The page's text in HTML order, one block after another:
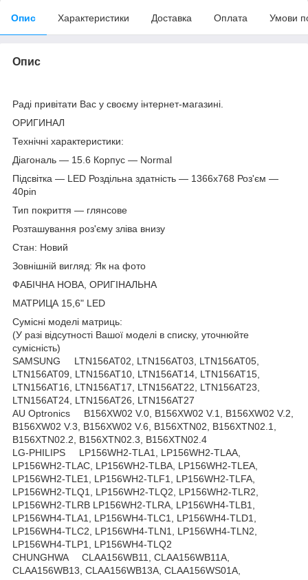
Опис Характеристики Доставка Оплата Умови
Опис
Раді привітати Вас у своєму інтернет-магазині.
ОРИГИНАЛ
Технічні характеристики:
Діагональ — 15.6 Корпус — Normal
Підсвітка — LED Роздільна здатність — 1366х768 Роз'єм —
40pin
Тип покриття — глянсове
Розташування роз'єму зліва внизу
Стан: Новий
Зовнішній вигляд: Як на фото
ФАБІЧНА НОВА, ОРИГІНАЛЬНА
МАТРИЦА 15,6" LED
Сумісні моделі матриць:
(У разі відсутності Вашої моделі в списку, уточнюйте
сумісність)
SAMSUNG LTN156AT02, LTN156AT03, LTN156AT05,
LTN156AT09, LTN156AT10, LTN156AT14, LTN156AT15,
LTN156AT16, LTN156AT17, LTN156AT22, LTN156AT23,
LTN156AT24, LTN156AT26, LTN156AT27
AU Optronics B156XW02 V.0, B156XW02 V.1, B156XW02 V.2,
B156XW02 V.3, B156XW02 V.6, B156XTN02, B156XTN02.1,
B156XTN02.2, B156XTN02.3, B156XTN02.4
LG-PHILIPS LP156WH2-TLA1, LP156WH2-TLAA,
LP156WH2-TLAC, LP156WH2-TLBA, LP156WH2-TLEA,
LP156WH2-TLE1, LP156WH2-TLF1, LP156WH2-TLFA,
LP156WH2-TLQ1, LP156WH2-TLQ2, LP156WH2-TLR2,
LP156WH2-TLRB LP156WH2-TLRA, LP156WH4-TLB1,
LP156WH4-TLA1, LP156WH4-TLC1, LP156WH4-TLD1,
LP156WH4-TLC2, LP156WH4-TLN1, LP156WH4-TLN2,
LP156WH4-TLP1, LP156WH4-TLQ2
CHUNGHWA CLAA156WB11, CLAA156WB11A,
CLAA156WB13, CLAA156WB13A, CLAA156WS01A,